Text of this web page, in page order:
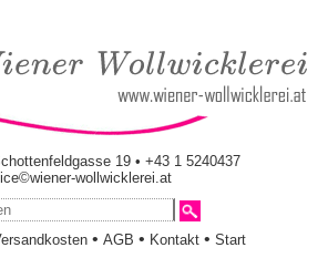
19 • +43 1 5240437
wollwicklerei.at
•AGB • Kontakt •Start